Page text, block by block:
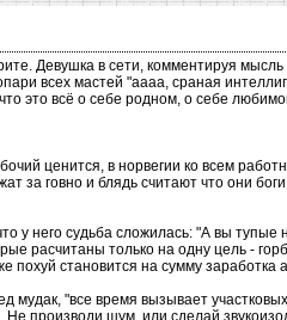
Девушка в сети, комментируя
всех мастей "аааа, сраная
это всё о себе родном, о себе
ценится, в норвегии ко всем
за говно и блядь считают что они
у него судьба сложилась: "А вы тупые
расчитаны только на одну цель -
похуй становится на сумму заработка
мудак, "все время вызывает
производи шум, или сделай